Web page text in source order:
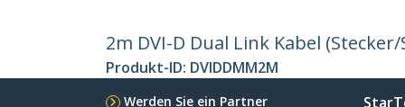
2m DVI-D Dual Link Kabel
Produkt-ID: DVIDDMM2M
Werden Sie ein Partner